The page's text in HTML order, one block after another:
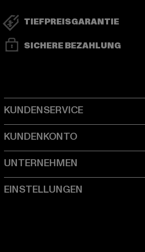
TIEFPREISGARANTIE
SICHERE BEZAHLUNG